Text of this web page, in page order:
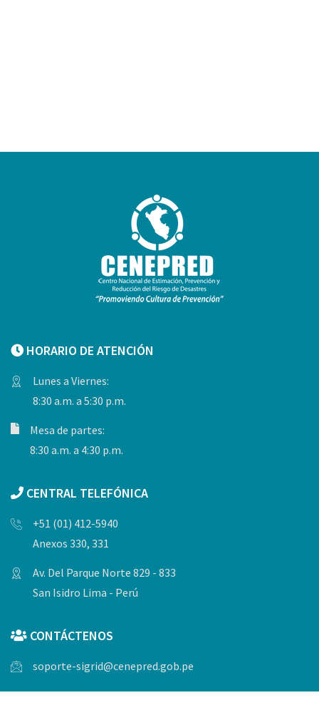
HORARIO DE ATENCIÓN
Lunes a Viernes:
8:30 a.m. a 5:30 p.m.
Mesa de partes:
8:30 a.m. a 4:30 p.m.
CENTRAL TELEFÓNICA
+51 (01) 412-5940
Anexos 330, 331
Av. Del Parque Norte 829 - 833
San Isidro Lima - Perú
CONTÁCTENOS
soporte-sigrid@cenepred.gob.pe